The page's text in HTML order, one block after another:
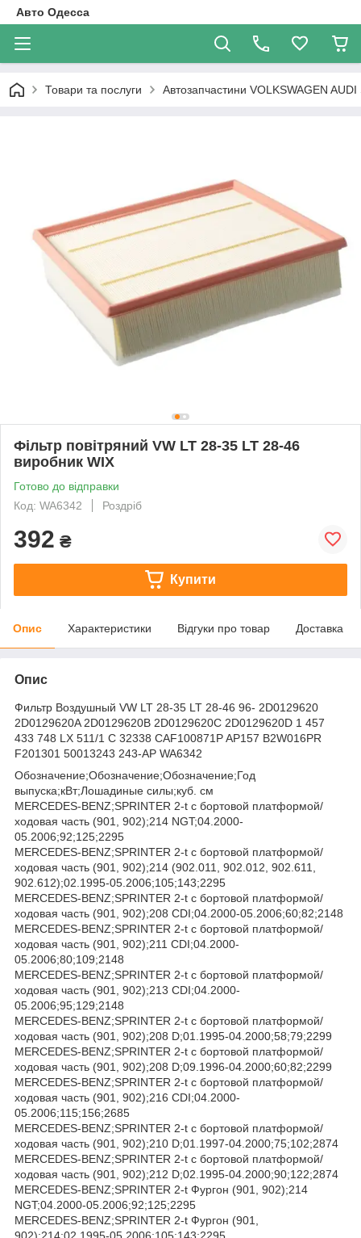
Авто Одесса
Товари та послуги Автозапчастини VOLKSWAGEN AUDI
Фільтр повітряний VW LT 28-35 LT 28-46
виробник WIX
Готово до відправки
Код: WA6342
Роздріб
392 ₴
Купити
Опис Характеристики Відгуки про товар Доставка
Опис
Фильтр Воздушный VW LT 28-35 LT 28-46 96- 2D0129620
2D0129620A 2D0129620B 2D0129620C 2D0129620D 1 457
433 748 LX 511/1 C 32338 CAF100871P AP157 B2W016PR
F201301 50013243 243-AP WA6342
Обозначение;Обозначение;Обозначение;Год
выпуска;кВт;Лошадиные силы;куб. см
MERCEDES-BENZ;SPRINTER 2-t c бортовой платформой/
ходовая часть (901, 902);214 NGT;04.2000-
05.2006;92;125;2295
MERCEDES-BENZ;SPRINTER 2-t c бортовой платформой/
ходовая часть (901, 902);214 (902.011, 902.012, 902.611,
902.612);02.1995-05.2006;105;143;2295
MERCEDES-BENZ;SPRINTER 2-t c бортовой платформой/
ходовая часть (901, 902);208 CDI;04.2000-05.2006;60;82;2148
MERCEDES-BENZ;SPRINTER 2-t c бортовой платформой/
ходовая часть (901, 902);211 CDI;04.2000-
05.2006;80;109;2148
MERCEDES-BENZ;SPRINTER 2-t c бортовой платформой/
ходовая часть (901, 902);213 CDI;04.2000-
05.2006;95;129;2148
MERCEDES-BENZ;SPRINTER 2-t c бортовой платформой/
ходовая часть (901, 902);208 D;01.1995-04.2000;58;79;2299
MERCEDES-BENZ;SPRINTER 2-t c бортовой платформой/
ходовая часть (901, 902);208 D;09.1996-04.2000;60;82;2299
MERCEDES-BENZ;SPRINTER 2-t c бортовой платформой/
ходовая часть (901, 902);216 CDI;04.2000-
05.2006;115;156;2685
MERCEDES-BENZ;SPRINTER 2-t c бортовой платформой/
ходовая часть (901, 902);210 D;01.1997-04.2000;75;102;2874
MERCEDES-BENZ;SPRINTER 2-t c бортовой платформой/
ходовая часть (901, 902);212 D;02.1995-04.2000;90;122;2874
MERCEDES-BENZ;SPRINTER 2-t Фургон (901, 902);214
NGT;04.2000-05.2006;92;125;2295
MERCEDES-BENZ;SPRINTER 2-t Фургон (901,
902);214;02.1995-05.2006;105;143;2295